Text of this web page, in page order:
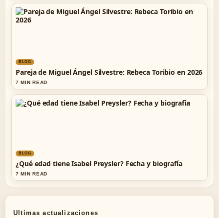
BLOG
Pareja de Miguel Ángel Silvestre: Rebeca Toribio en 2026
7 MIN READ
BLOG
¿Qué edad tiene Isabel Preysler? Fecha y biografía
7 MIN READ
Ultimas actualizaciones